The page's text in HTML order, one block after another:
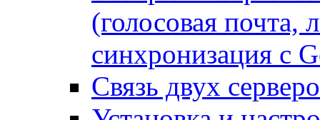
(голосовая почта,
синхронизация с
Связь двух